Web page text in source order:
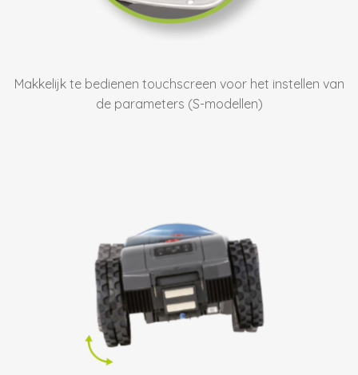
Makkelijk te bedienen touchscreen voor het instellen van
de parameters (S-modellen)